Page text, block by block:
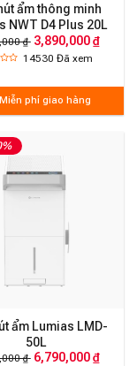
ẩm thông minh
NWT D4 Plus 20L
₫ 3,890,000 ₫
14530Đã xem
Miễn phí giao hàng
ẩm Lumias LMD-
50L
₫ 6,790,000 ₫